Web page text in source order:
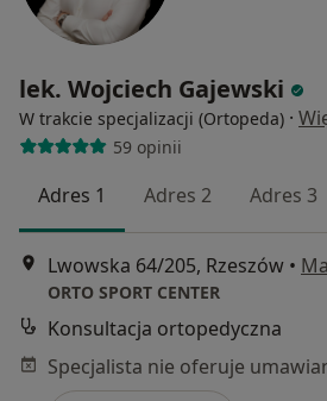
lek. Wojciech Gajewski
W trakcie specjalizacji (Ortopeda) ·
59 opinii
Adres 1 Adres 2 Adres 3
Lwowska 64/205, Rzeszów •
ORTO SPORT CENTER
Konsultacja ortopedyczna